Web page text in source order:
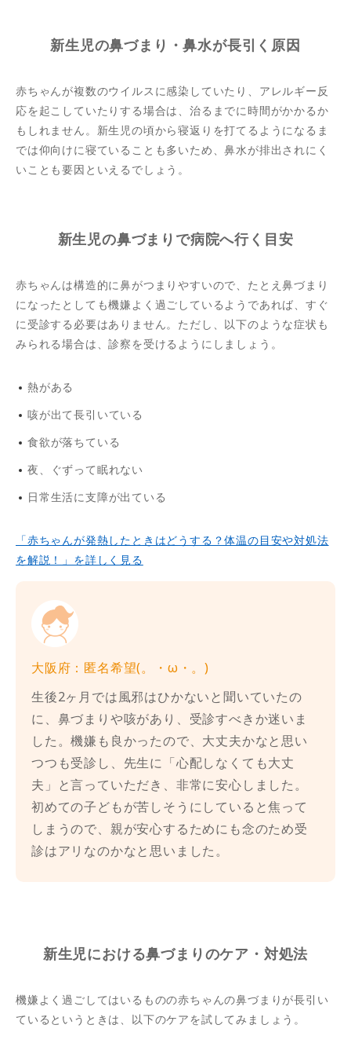
新生児の鼻づまり・鼻水が長引く原因
赤ちゃんが複数のウイルスに感染していたり、アレルギー反
応を起こしていたりする場合は、治るまでに時間がかかるか
もしれません。新生児の頃から寝返りを打てるようになるま
では仰向けに寝ていることも多いため、鼻水が排出されにく
いことも要因といえるでしょう。
新生児の鼻づまりで病院へ行く目安
赤ちゃんは構造的に鼻がつまりやすいので、たとえ鼻づまり
になったとしても機嫌よく過ごしているようであれば、すぐ
に受診する必要はありません。ただし、以下のような症状も
みられる場合は、診察を受けるようにしましょう。
熱がある
咳が出て長引いている
食欲が落ちている
夜、ぐずって眠れない
日常生活に支障が出ている
「赤ちゃんが発熱したときはどうする？体温の目安や対処法
を解説！」を詳しく見る
大阪府：匿名希望(。・ω・。)
生後2ヶ月では風邪はひかないと聞いていたの
に、鼻づまりや咳があり、受診すべきか迷いま
した。機嫌も良かったので、大丈夫かなと思い
つつも受診し、先生に「心配しなくても大丈
夫」と言っていただき、非常に安心しました。
初めての子どもが苦しそうにしていると焦って
しまうので、親が安心するためにも念のため受
診はアリなのかなと思いました。
新生児における鼻づまりのケア・対処法
機嫌よく過ごしてはいるものの赤ちゃんの鼻づまりが長引い
ているというときは、以下のケアを試してみましょう。